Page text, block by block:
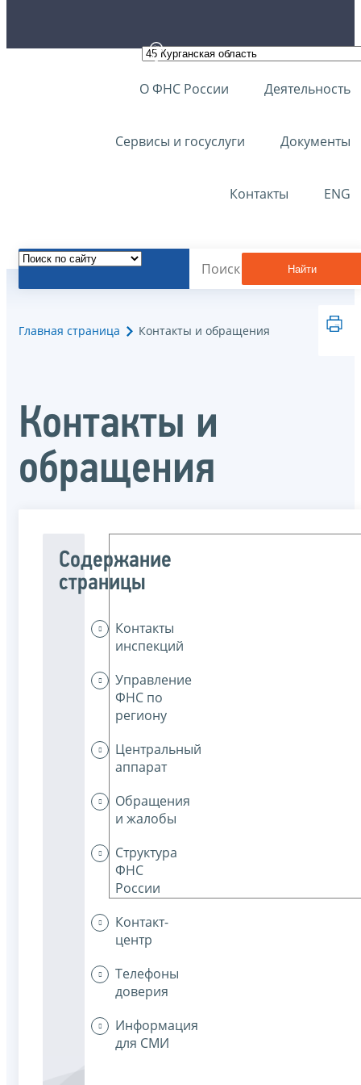
О ФНС России Деятельность
Сервисы и госуслуги Документы
Контакты ENG
Найти
Главная страница Контакты и обращения
Контакты и
обращения
Содержание
страницы
Контакты
инспекций
Управление
ФНС по
региону
Центральный
аппарат
Обращения
и жалобы
Структура
ФНС
России
Контакт-
центр
Телефоны
доверия
Информация
для СМИ